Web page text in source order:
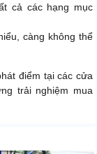
cả các hạng mục
càng không thể
điểm tại các cửa
trải nghiệm mua